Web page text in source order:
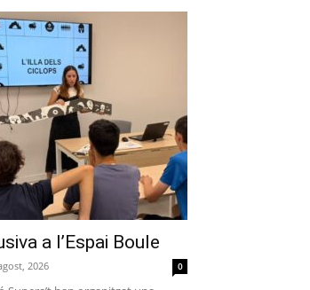
a l’Espai Boule
2026 0